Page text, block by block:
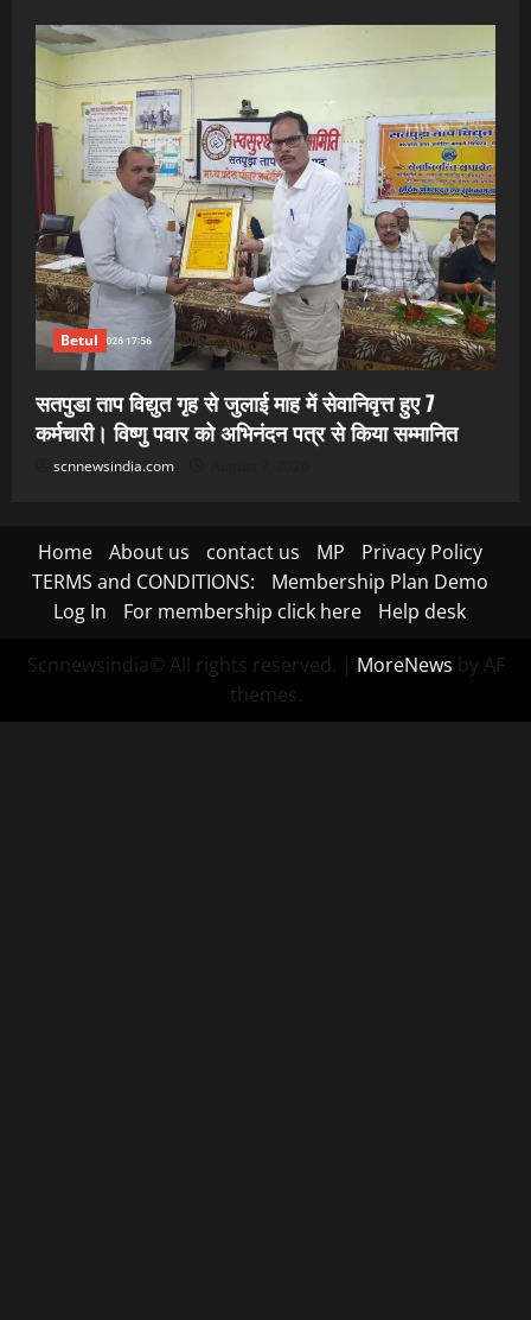
Betul
सतपुडा ताप विद्युत गृह से जुलाई माह में सेवानिवृत्त हुए 7
कर्मचारी। विष्णु पवार को अभिनंदन पत्र से किया सम्मानित
scnnewsindia.com
Home About us contact us MP
Privacy Policy
TERMS and CONDITIONS:
Membership Plan Demo
Log In
For membership click here Help desk
Scnnewsindia© All rights reserved. | MoreNews by AF
themes.